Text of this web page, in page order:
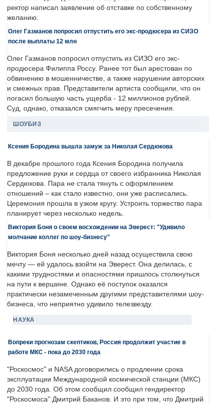
ректор написал заявление об отставке по собственному
желанию.
Олег Газманов попросил отпустить его экс-продюсера из СИЗО
после выплаты 12 млн
Олег Газманов попросил отпустить из СИЗО его экс-
продюсера Филиппа Россу. Ранее тот был арестован по
обвинению в мошенничестве, а также нарушении авторских
и смежных прав. Представители артиста сообщили, что он
погасил большую часть ущерба - 12 миллионов рублей.
Суд, однако, отказался смягчить меру пресечения.
ШОУБИЗ
Ксения Бородина вышла замуж за Николая Сердюкова
В декабре прошлого года Ксения Бородина получила
предложение руки и сердца от своего избранника Николая
Сердюкова. Пара не стала тянуть с оформлением
отношений – как стало известно, они уже расписались.
Церемония прошла в узком кругу. Устроить торжество пара
планирует через несколько недель.
Виктория Боня о своем восхождении на Эверест: "Удивило
молчание коллег по шоу-бизнесу"
Виктория Боня несколько дней назад осуществила свою
мечту — ей удалось взойти на Эверест. Она делилась, с
какими трудностями и опасностями пришлось столкнуться
на пути к вершине. Однако её поступок оказался
практически незамеченным другими представителями шоу-
бизнеса, что неприятно удивило телезвезду.
НАУКА
Вопреки прогнозам скептиков, Россия продолжит участие в
работе МКС - пока до 2030 года
"Роскосмос" и NASA договорились о продлении срока
эксплуатации Международной космической станции (МКС)
до 2030 года. Об этом сообщил сообщил гендиректор
"Роскосмоса" Дмитрий Баканов. И это при том, что Дмитрий